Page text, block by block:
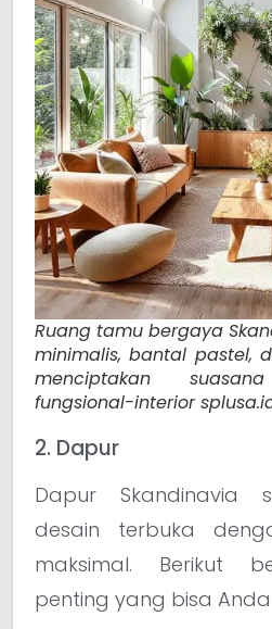
Ruang tamu bergaya
minimalis, bantal pastel,
menciptakan
fungsional-interior
2. Dapur
Dapur Skandinavia
desain terbuka
maksimal. Berikut
penting yang bisa